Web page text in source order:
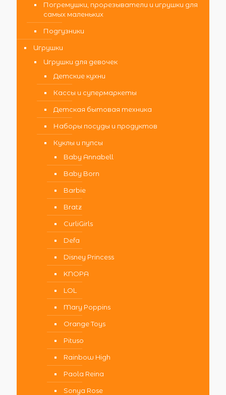
Погремушки, прорезыватели и игрушки для
самых маленьких
Подгузники
Игрушки
Игрушки для девочек
Детские кухни
Кассы и супермаркеты
Детская бытовая техника
Наборы посуды и продуктов
Куклы и пупсы
Baby Annabell
Baby Born
Barbie
Bratz
CurliGirls
Defa
Disney Princess
KNOPA
LOL
Mary Poppins
Orange Toys
Pituso
Rainbow High
Paola Reina
Sonya Rose